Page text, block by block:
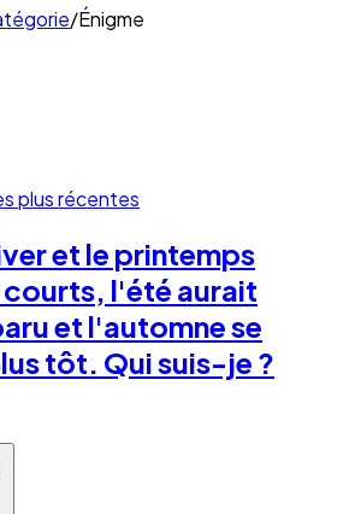
/Énigme
plus récentes
et le printemps
courts, l'été aurait
et l'automne se
tôt. Qui suis-je ?